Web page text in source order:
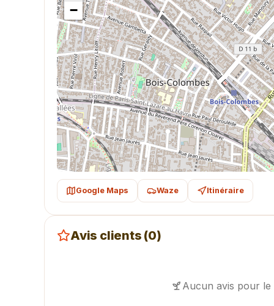
−
Google Maps Waze Itinéraire
Avis clients (0)
Aucun avis pour le